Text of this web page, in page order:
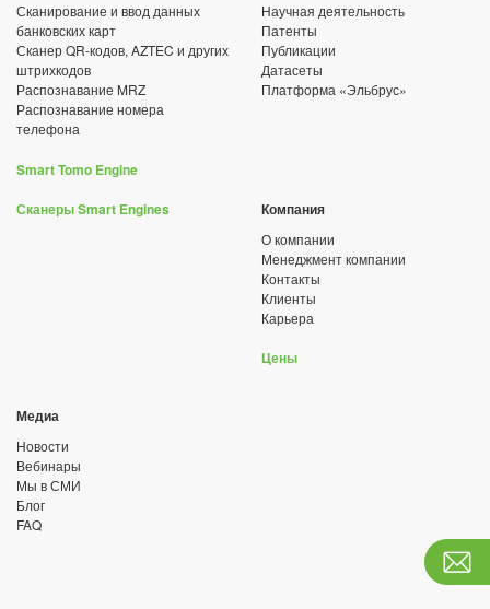
Сканирование и ввод данных
банковских карт
Сканер QR-кодов, AZTEC и других
штрихкодов
Распознавание MRZ
Распознавание номера
телефона
Smart Tomo Engine
Сканеры Smart Engines
Научная деятельность
Патенты
Публикации
Датасеты
Платформа «Эльбрус»
Компания
О компании
Менеджмент компании
Контакты
Клиенты
Карьера
Цены
Медиа
Новости
Вебинары
Мы в СМИ
Блог
FAQ